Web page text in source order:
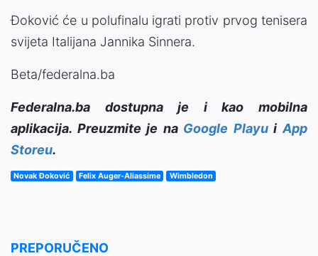
Đoković će u polufinalu igrati protiv prvog tenisera
svijeta Italijana Jannika Sinnera.
Beta/federalna.ba
Federalna.ba dostupna je i kao mobilna
aplikacija. Preuzmite je na Google PlayuiApp
Storeu.
Novak Đoković Felix Auger-Aliassime Wimbledon
PREPORUČENO